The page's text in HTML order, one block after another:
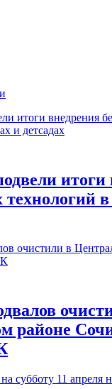
итоги
районе